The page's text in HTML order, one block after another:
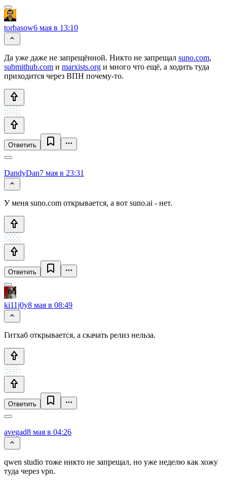
torbasow6 мая в 13:10
Да уже даже не запрещённой. Никто не запрещал suno.com,
submithub.com и marxists.org и много что ещё, а ходить туда
приходится через ВПН почему-то.
Ответить
DandyDan7 мая в 23:31
У меня suno.com открывается, а вот suno.ai - нет.
Ответить
ki11j0y8 мая в 08:49
Гитхаб открывается, а скачать релиз нельза.
Ответить
avegad8 мая в 04:26
qwen studio тоже никто не запрещал, но уже неделю как хожу
туда через vpn.